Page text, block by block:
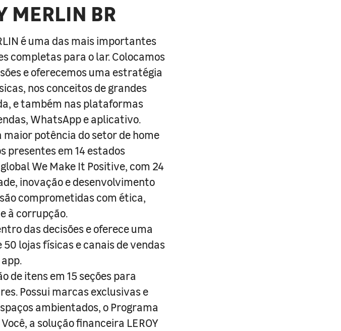
MERLIN BR
é uma das mais importantes
completas para o lar. Colocamos
e oferecemos uma estratégia
nos conceitos de grandes
e também nas plataformas
WhatsApp e aplicativo.
maior potência do setor de home
presentes em 14 estados
We Make It Positive, com 24
inovação e desenvolvimento
comprometidas com ética,
à corrupção.
das decisões e oferece uma
lojas físicas e canais de vendas
de itens em 15 seções para
Possui marcas exclusivas e
ambientados, o Programa
a solução financeira LEROY